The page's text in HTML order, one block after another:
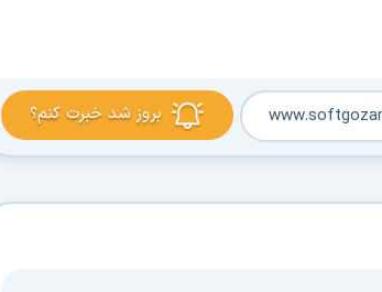
بروز شد خبرت کنم؟